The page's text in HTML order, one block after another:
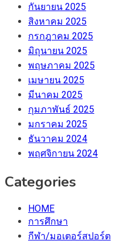
กันยายน 2025
สิงหาคม 2025
กรกฎาคม 2025
มิถุนายน 2025
พฤษภาคม 2025
เมษายน 2025
มีนาคม 2025
กุมภาพันธ์ 2025
มกราคม 2025
ธันวาคม 2024
พฤศจิกายน 2024
Categories
HOME
การศึกษา
กีฬา/มอเตอร์สปอร์ต